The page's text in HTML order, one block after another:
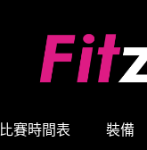
比賽時間表 裝備